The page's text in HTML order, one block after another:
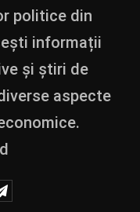
politice din
informații
și știri de
aspecte